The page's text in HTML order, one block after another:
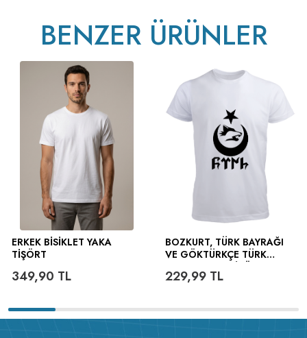
BENZER ÜRÜNLER
ERKEK BISIKLET YAKA
TIŞÖRT
349,90 TL
BOZKURT, TÜRK BAYRAĞI
VE GÖKTÜRKÇE TÜRK
229,99TL